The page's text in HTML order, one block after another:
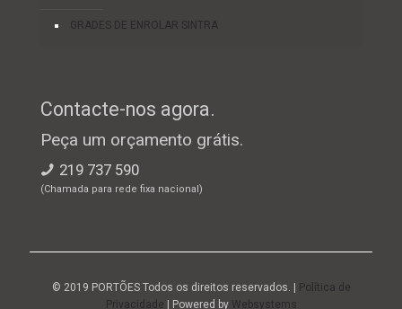
GRADES DE ENROLAR SINTRA
Contacte-nos agora.
Peça um orçamento grátis.
219 737 590
(Chamada para rede fixa nacional)
© 2019 PORTÕES Todos os direitos reservados. |
Política de
Privacidade | Powered by Websystems